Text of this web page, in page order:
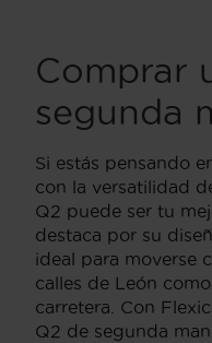
Comprar
segunda
Si estás pensando
con la versatilidad
Q2 puede ser tu
destaca por su
ideal para moverse
calles de León
carretera. Con
Q2 de segunda